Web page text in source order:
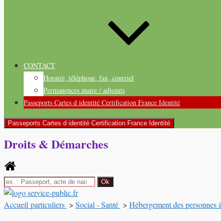
CONTACT
Horaire, téléphone, fax, courriel
Permanences maire / adjoints
Passeports Cartes d identité Certification France Identité
Passeports Cartes d identité Certification France Identité
Droits & Démarches
Accueil particuliers > Social - Santé > Hébergement des personnes